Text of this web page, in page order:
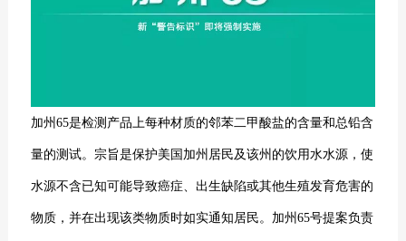
加州65是检测产品上每种材质的邻苯二甲酸盐的含量和总铅含
量的测试。宗旨是保护美国加州居民及该州的饮用水水源，使
水源不含已知可能导致癌症、出生缺陷或其他生殖发育危害的
物质，并在出现该类物质时如实通知居民。加州65号提案负责